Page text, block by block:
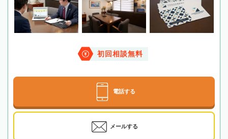
初回相談無料
電話する
メールする